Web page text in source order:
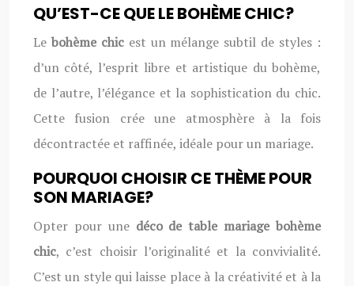
QU’EST-CE QUE LE BOHÈME CHIC?
Lebohème chicest un mélange subtil de styles :
d’un côté, l’esprit libre et artistique du bohème,
de l’autre, l’élégance et la sophistication du chic.
Cette fusion crée une atmosphère à la fois
décontractée et raffinée, idéale pour un mariage.
POURQUOI CHOISIR CE THÈME POUR
SON MARIAGE?
Opter pour unedéco de table mariage bohème
chic, c’est choisir l’originalité et la convivialité.
C’est un style qui laisse place à la créativité et à la